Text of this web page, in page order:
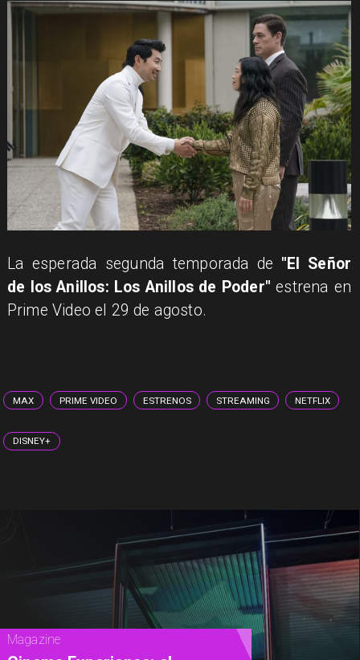
​La esperada segunda temporada de "El Señor
de los Anillos: Los Anillos de Poder" estrena en
Prime Video el 29 de agosto.
MAX PRIME VIDEO ESTRENOS STREAMING NETFLIX
DISNEY+
Magazine